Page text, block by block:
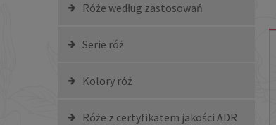
Róże według zastosowań
Serie róż
Kolory róż
Róże z certyfikatem jakości ADR